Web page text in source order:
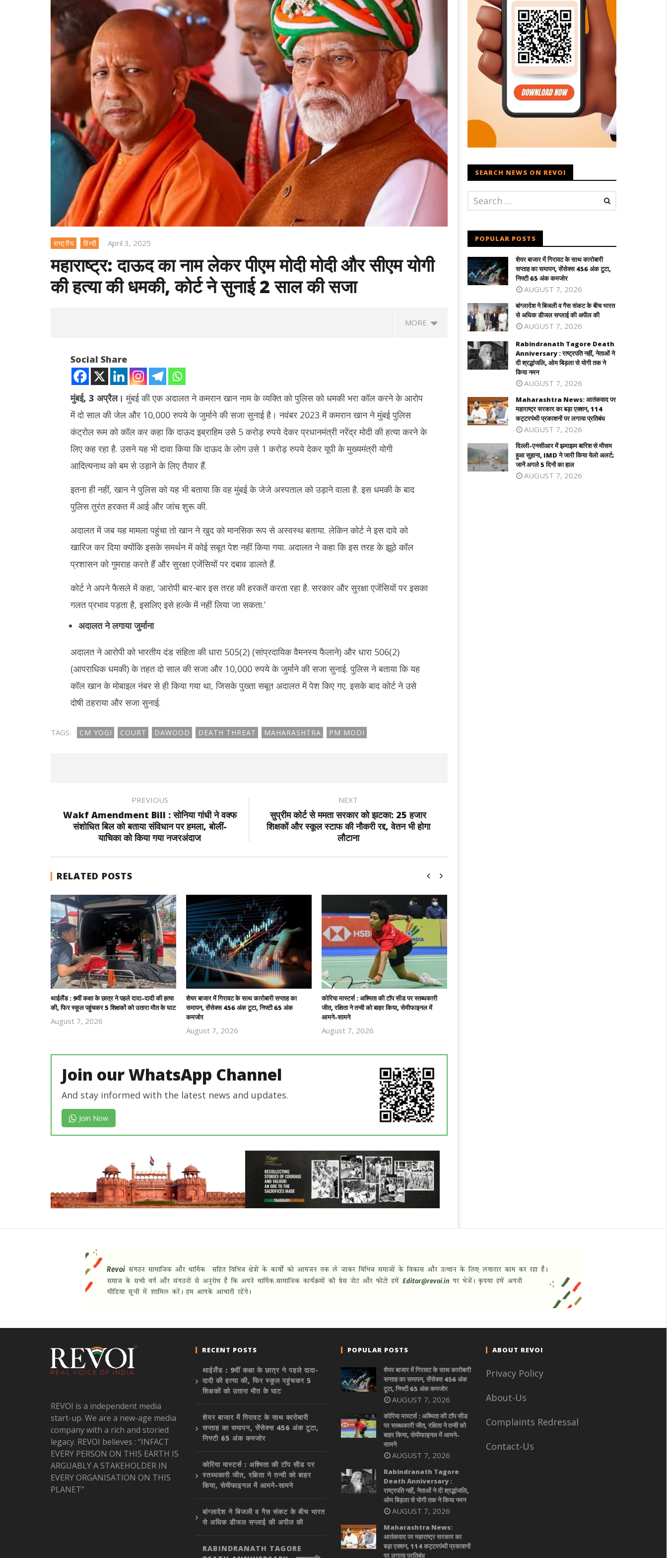
राष्ट्रीय हिन्दी April 3, 2025
महाराष्ट्र: दाऊद का नाम लेकर पीएम मोदी मोदी और सीएम योगी
की हत्या की धमकी, कोर्ट ने सुनाई 2 साल की सजा
MORE
NOW VIEWING
महाराष्ट्र: दाऊद का नाम लेकर पीएम मोदी मोदी
और सीएम योगी की हत्या की धमकी, कोर्ट ने सुनाई
2 साल की सजा
3,
2025
थाईलैंड : 9वीं कक्षा के छात्र ने पहले दादा-दादी की
हत्या की, फिर स्कूल पहुंचकर 5 शिक्षकों को उतारा
मौत के घाट
3,
शेयर बाजार में गिरावट के साथ कारोबारी सप्ताह का
समापन, सेंसेक्स 456 अंक टूटा, निफ्टी 65 अंक
3,
2025
कोरिया मास्टर्स : अश्मिता की टॉप सीड पर
स्तब्धकारी जीत, रक्षिता ने तन्वी को बाहर किया,
सेमीफाइनल में आमने-सामने
बांग्लादेश ने बिजली व गैस संकट के बीच भारत से
अधिक डीजल सप्लाई की अपील की
April
3,
Social Share
मुंबई, 3 अप्रैल। मुंबई की एक अदालत ने कमरान खान नाम के व्यक्ति को पुलिस को धमकी भरा कॉल करने के आरोप
में दो साल की जेल और 10,000 रुपये के जुर्माने की सजा सुनाई है। नवंबर 2023 में कमरान खान ने मुंबई पुलिस
कंट्रोल रूम को कॉल कर कहा कि दाऊद इब्राहिम उसे 5 करोड़ रुपये देकर प्रधानमंत्री नरेंद्र मोदी की हत्या करने के
लिए कह रहा है. उसने यह भी दावा किया कि दाऊद के लोग उसे 1 करोड़ रुपये देकर यूपी के मुख्यमंत्री योगी
आदित्यनाथ को बम से उड़ाने के लिए तैयार हैं.
इतना ही नहीं, खान ने पुलिस को यह भी बताया कि वह मुंबई के जेजे अस्पताल को उड़ाने वाला है. इस धमकी के बाद
पुलिस तुरंत हरकत में आई और जांच शुरू की.
अदालत में जब यह मामला पहुंचा तो खान ने खुद को मानसिक रूप से अस्वस्थ बताया. लेकिन कोर्ट ने इस दावे को
खारिज कर दिया क्योंकि इसके समर्थन में कोई सबूत पेश नहीं किया गया. अदालत ने कहा कि इस तरह के झूठे कॉल
प्रशासन को गुमराह करते हैं और सुरक्षा एजेंसियों पर दबाव डालते हैं.
कोर्ट ने अपने फैसले में कहा, ‘आरोपी बार-बार इस तरह की हरकतें करता रहा है. सरकार और सुरक्षा एजेंसियों पर इसका
गलत प्रभाव पड़ता है, इसलिए इसे हल्के में नहीं लिया जा सकता.’
अदालत ने लगाया जुर्माना
अदालत ने आरोपी को भारतीय दंड संहिता की धारा 505(2) (सांप्रदायिक वैमनस्य फैलाने) और धारा 506(2)
(आपराधिक धमकी) के तहत दो साल की सजा और 10,000 रुपये के जुर्माने की सजा सुनाई. पुलिस ने बताया कि यह
कॉल खान के मोबाइल नंबर से ही किया गया था, जिसके पुख्ता सबूत अदालत में पेश किए गए. इसके बाद कोर्ट ने उसे
दोषी ठहराया और सजा सुनाई.
TAGS: CM YOGI COURT DAWOOD DEATH THREAT MAHARASHTRA PM MODI
PREVIOUS
Wakf Amendment Bill : सोनिया गांधी ने वक्फ
संशोधित बिल को बताया संविधान पर हमला, बोलीं-
याचिका को किया गया नजरअंदाज
NEXT
सुप्रीम कोर्ट से ममता सरकार को झटका: 25 हजार
शिक्षकों और स्कूल स्टाफ की नौकरी रद्द, वेतन भी होगा
लौटाना
RELATED POSTS
थाईलैंड : 9वीं कक्षा के छात्र ने पहले दादा-दादी की हत्या
की, फिर स्कूल पहुंचकर 5 शिक्षकों को उतारा मौत के घाट
August 7, 2026
शेयर बाजार में गिरावट के साथ कारोबारी सप्ताह का
समापन, सेंसेक्स 456 अंक टूटा, निफ्टी 65 अंक
कमजोर
August 7, 2026
कोरिया मास्टर्स : अश्मिता की टॉप सीड पर स्तब्धकारी
जीत, रक्षिता ने तन्वी को बाहर किया, सेमीफाइनल में
आमने-सामने
August 7, 2026
Join our WhatsApp Channel
And stay informed with the latest news and updates.
Join Now
SEARCH NEWS ON REVOI
POPULAR POSTS
शेयर बाजार में गिरावट के साथ कारोबारी
सप्ताह का समापन, सेंसेक्स 456 अंक टूटा,
निफ्टी 65 अंक कमजोर
AUGUST 7, 2026
बांग्लादेश ने बिजली व गैस संकट के बीच भारत
से अधिक डीजल सप्लाई की अपील की
AUGUST 7, 2026
Rabindranath Tagore Death
Anniversary : राष्ट्रपति नहीं, नेताओं ने
दी श्रद्धांजलि, ओम बिड़ला से योगी तक ने
किया नमन
AUGUST 7, 2026
Maharashtra News: आतंकवाद पर
महाराष्ट्र सरकार का बड़ा एक्शन, 114
कट्टरपंथी प्रकाशनों पर लगाया प्रतिबंध
AUGUST 7, 2026
दिल्ली-एनसीआर में झमाझम बारिश से मौसम
हुआ सुहाना, IMD ने जारी किया येलो अलर्ट;
जानें अगले 5 दिनों का हाल
AUGUST 7, 2026
REVOI is a independent media
start-up. We are a new-age media
company with a rich and storied
legacy. REVOI believes : “INFACT
EVERY PERSON ON THIS EARTH IS
ARGUABLY A STAKEHOLDER IN
EVERY ORGANISATION ON THIS
PLANET”
RECENT POSTS
थाईलैंड : 9वीं कक्षा के छात्र ने पहले दादा-
दादी की हत्या की, फिर स्कूल पहुंचकर 5
शिक्षकों को उतारा मौत के घाट
शेयर बाजार में गिरावट के साथ कारोबारी
सप्ताह का समापन, सेंसेक्स 456 अंक टूटा,
निफ्टी 65 अंक कमजोर
कोरिया मास्टर्स : अश्मिता की टॉप सीड पर
स्तब्धकारी जीत, रक्षिता ने तन्वी को बाहर
किया, सेमीफाइनल में आमने-सामने
बांग्लादेश ने बिजली व गैस संकट के बीच भारत
से अधिक डीजल सप्लाई की अपील की
RABINDRANATH TAGORE
POPULAR POSTS
शेयर बाजार में गिरावट के साथ कारोबारी
सप्ताह का समापन, सेंसेक्स 456 अंक
टूटा, निफ्टी 65 अंक कमजोर
AUGUST 7, 2026
कोरिया मास्टर्स : अश्मिता की टॉप सीड
पर स्तब्धकारी जीत, रक्षिता ने तन्वी को
बाहर किया, सेमीफाइनल में आमने-
सामने
AUGUST 7, 2026
Rabindranath Tagore
Death Anniversary :
राष्ट्रपति नहीं, नेताओं ने दी श्रद्धांजलि,
ओम बिड़ला से योगी तक ने किया नमन
AUGUST 7, 2026
Maharashtra News:
आतंकवाद पर महाराष्ट्र सरकार का
बड़ा एक्शन, 114 कट्टरपंथी प्रकाशनों
पर लगाया प्रतिबंध
ABOUT REVOI
Privacy Policy
About-Us
Complaints Redressal
Contact-Us